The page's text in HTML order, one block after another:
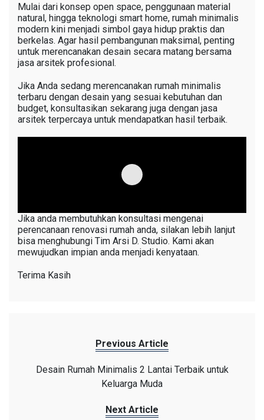
Mulai dari konsep open space, penggunaan material
natural, hingga teknologi smart home, rumah minimalis
modern kini menjadi simbol gaya hidup praktis dan
berkelas. Agar hasil pembangunan maksimal, penting
untuk merencanakan desain secara matang bersama
jasa arsitek profesional.
Jika Anda sedang merencanakan rumah minimalis
terbaru dengan desain yang sesuai kebutuhan dan
budget, konsultasikan sekarang juga dengan jasa
arsitek terpercaya untuk mendapatkan hasil terbaik.
Jika anda membutuhkan konsultasi mengenai
perencanaan renovasi rumah anda, silakan lebih lanjut
bisa menghubungi Tim Arsi D. Studio. Kami akan
mewujudkan impian anda menjadi kenyataan.
Terima Kasih
Previous Article
Desain Rumah Minimalis 2 Lantai Terbaik untuk
Keluarga Muda
Next Article